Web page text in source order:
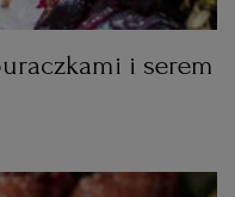
i serem